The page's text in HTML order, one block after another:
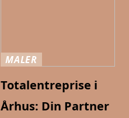
MALER
Totalentreprise i
Århus: Din Partner